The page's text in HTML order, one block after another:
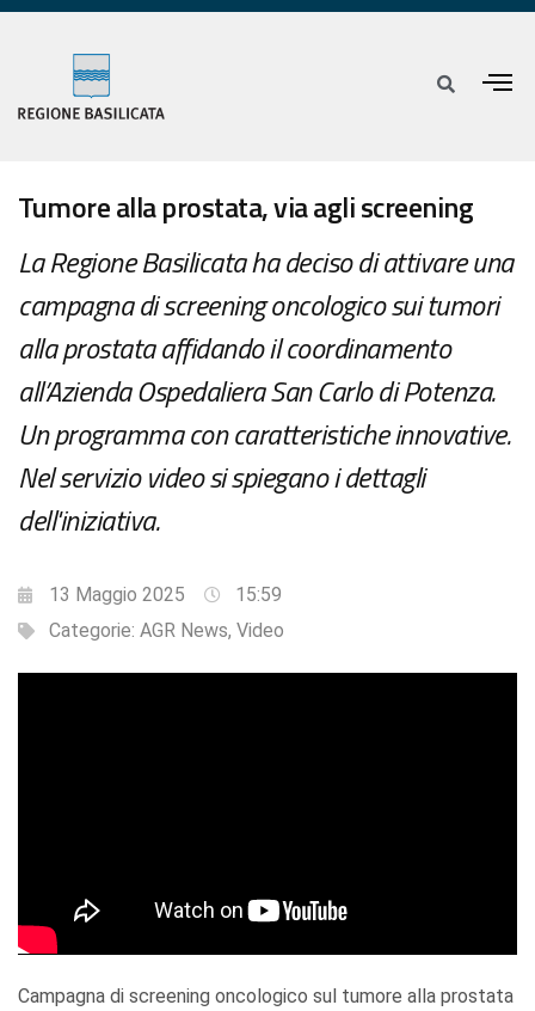
Tumore alla prostata, via agli screening
La Regione Basilicata ha deciso di attivare una
campagna di screening oncologico sui tumori
alla prostata affidando il coordinamento
all’Azienda Ospedaliera San Carlo di Potenza.
Un programma con caratteristiche innovative.
Nel servizio video si spiegano i dettagli
dell'iniziativa.
13 Maggio 2025
15:59
Categorie: AGR News, Video
Campagna di screening oncologico sul tumore alla prostata